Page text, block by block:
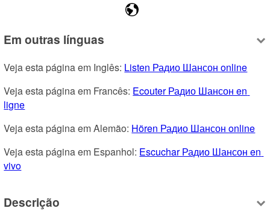
Em outras línguas
Veja esta página em Inglês: Listen Радио Шансон online
Veja esta página em Francês: Ecouter Радио Шансон en
ligne
Veja esta página em Alemão: Hören Радио Шансон online
Veja esta página em Espanhol: Escuchar Радио Шансон en
vivo
Descrição